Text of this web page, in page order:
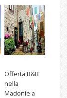
Offerta B&B
nella
Madonie a